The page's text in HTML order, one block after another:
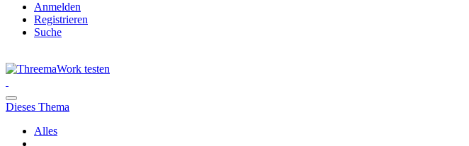
Anmelden
Registrieren
Suche
Dieses Thema
Alles